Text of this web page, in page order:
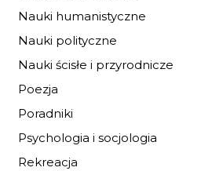
Nauki humanistyczne
Nauki polityczne
Nauki ścisłe i przyrodnicze
Poezja
Poradniki
Psychologia i socjologia
Rekreacja